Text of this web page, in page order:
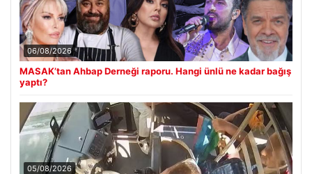
06/08/2026
MASAK’tan Ahbap Derneği raporu. Hangi ünlü ne kadar bağış
yaptı?
05/08/2026